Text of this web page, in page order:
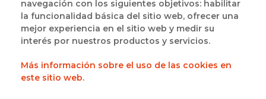
al correo electrónicoentrenadores@fbcyl.es.
Comparte esta noticia
navegación con los siguientes objetivos: habilitar
la funcionalidad básica del sitio web, ofrecer una
mejor experiencia en el sitio web y medir su
interés por nuestros productos y servicios.
Más información sobre el uso de las cookies en
este sitio web.